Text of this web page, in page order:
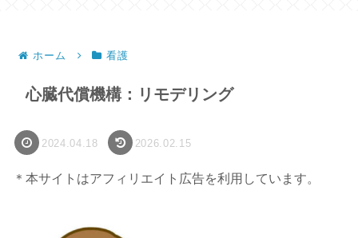
ホーム 看護
心臓代償機構：リモデリング
2024.04.18 2026.02.15
＊本サイトはアフィリエイト広告を利用しています。